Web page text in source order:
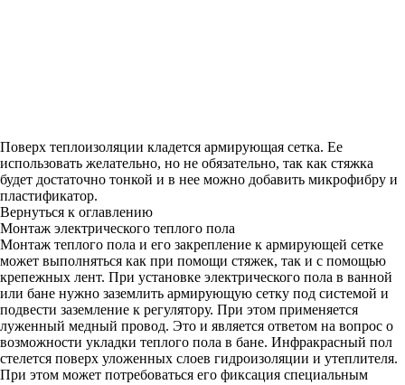
Поверх теплоизоляции кладется армирующая сетка. Ее
использовать желательно, но не обязательно, так как стяжка
будет достаточно тонкой и в нее можно добавить микрофибру и
пластификатор.
Вернуться к оглавлению
Монтаж электрического теплого пола
Монтаж теплого пола и его закрепление к армирующей сетке
может выполняться как при помощи стяжек, так и с помощью
крепежных лент. При установке электрического пола в ванной
или бане нужно заземлить армирующую сетку под системой и
подвести заземление к регулятору. При этом применяется
луженный медный провод. Это и является ответом на вопрос о
возможности укладки теплого пола в бане. Инфракрасный пол
стелется поверх уложенных слоев гидроизоляции и утеплителя.
При этом может потребоваться его фиксация специальным